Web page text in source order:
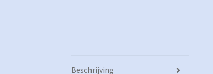
Beschrijving